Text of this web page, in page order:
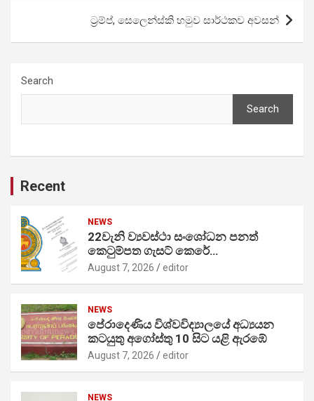
ට්‍රම්ප්, සෙලෙන්ස්කි හමුව සාර්ථකව අවසන්
Search
Search
Recent
NEWS
22වැනි ව්‍යවස්ථා සංශෝධන පනත්
කෙටුම්පත ගැසට් කෙරේ…
August 7, 2026 editor
NEWS
පේරාදෙණිය විශ්වවිද්‍යාලයේ අධ්‍යයන
කටයුතු අගෝස්තු 10 සිට යළි ඇරඹේ
August 7, 2026 editor
NEWS